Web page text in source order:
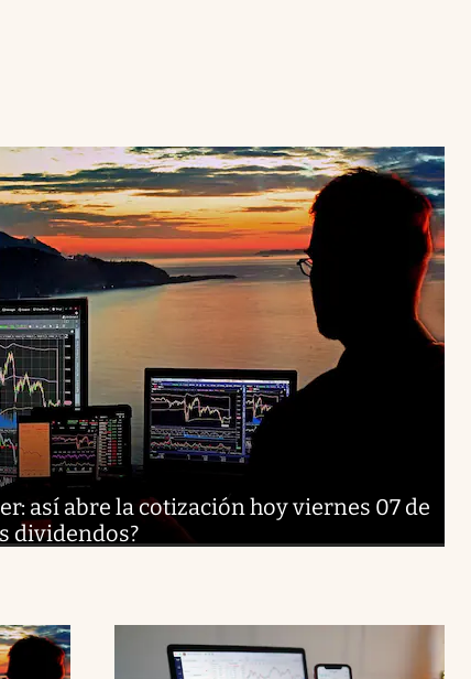
así abre la cotización hoy viernes 07 de
dividendos?